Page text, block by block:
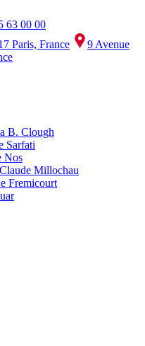
63 00 00
Paris, France
9 Avenue
B. Clough
Sarfati
Nos
Millochau
Fremicourt